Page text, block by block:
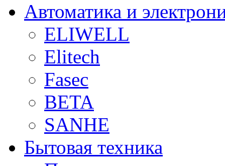
Автоматика и
ELIWELL
Elitech
Fasec
BETA
SANHE
Бытовая техника